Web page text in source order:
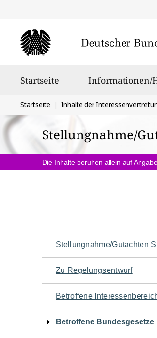
Startseite Informationen/
Sie
befinden
sich
hier:
Startseite Inhalte der
Stellungnahme/
Die Inhalte beruhen allein auf
Navigation
für
den
Seiteninhalt
Stellungnahme/Gutachten
Zu Regelungsentwurf
Betroffene
Betroffene Bundesgesetze